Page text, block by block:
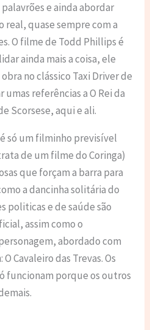
e ainda abordar
quase sempre com a
O filme de Todd Phillips é
ainda mais a coisa, ele
no clássico Taxi Driver de
referências a O Rei da
Scorsese, aqui e ali.
só um filminho previsível
de um filme do Coringa)
que forçam a barra para
a dancinha solitária do
politicas e de saúde são
assim como o
abordado com
Cavaleiro das Trevas. Os
funcionam porque os outros